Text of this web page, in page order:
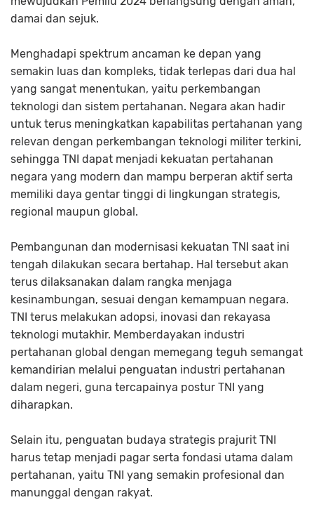
damai dan sejuk.
Menghadapi spektrum ancaman ke depan yang
semakin luas dan kompleks, tidak terlepas dari dua hal
yang sangat menentukan, yaitu perkembangan
teknologi dan sistem pertahanan. Negara akan hadir
untuk terus meningkatkan kapabilitas pertahanan yang
relevan dengan perkembangan teknologi militer terkini,
sehingga TNI dapat menjadi kekuatan pertahanan
negara yang modern dan mampu berperan aktif serta
memiliki daya gentar tinggi di lingkungan strategis,
regional maupun global.
Pembangunan dan modernisasi kekuatan TNI saat ini
tengah dilakukan secara bertahap. Hal tersebut akan
terus dilaksanakan dalam rangka menjaga
kesinambungan, sesuai dengan kemampuan negara.
TNI terus melakukan adopsi, inovasi dan rekayasa
teknologi mutakhir. Memberdayakan industri
pertahanan global dengan memegang teguh semangat
kemandirian melalui penguatan industri pertahanan
dalam negeri, guna tercapainya postur TNI yang
diharapkan.
Selain itu, penguatan budaya strategis prajurit TNI
harus tetap menjadi pagar serta fondasi utama dalam
pertahanan, yaitu TNI yang semakin profesional dan
manunggal dengan rakyat.